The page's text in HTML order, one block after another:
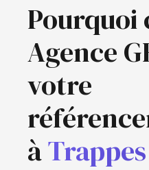
Pourquoi
Agence
votre
àTrappes